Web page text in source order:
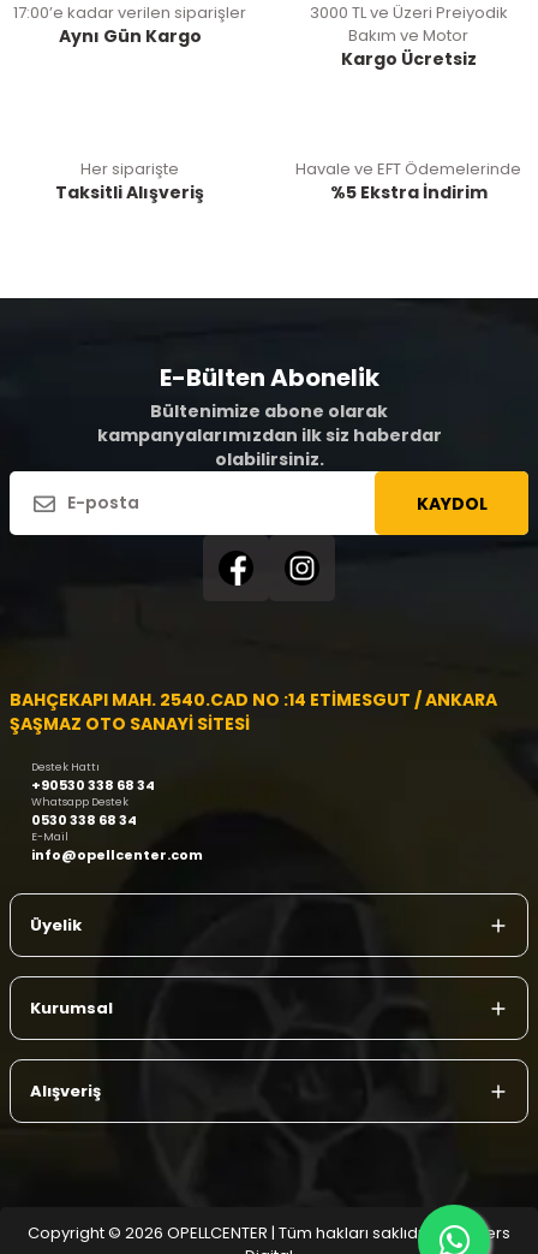
17:00’e kadar verilen siparişler
Aynı Gün Kargo
3000 TL ve Üzeri Preiyodik
Bakım ve Motor
Kargo Ücretsiz
Her siparişte
Taksitli Alışveriş
Havale ve EFT Ödemelerinde
%5 Ekstra İndirim
E-Bülten Abonelik
Bültenimize abone olarak
kampanyalarımızdan ilk siz haberdar
olabilirsiniz.
KAYDOL
BAHÇEKAPI MAH. 2540.CAD NO :14 ETİMESGUT / ANKARA
ŞAŞMAZ OTO SANAYİ SİTESİ
Destek Hattı
+90530 338 68 34
Whatsapp Destek
0530 338 68 34
E-Mail
info@opellcenter.com
Üyelik
Kurumsal
Alışveriş
Copyright © 2026 OPELLCENTER | Tüm hakları saklıdır.
| Reliefers